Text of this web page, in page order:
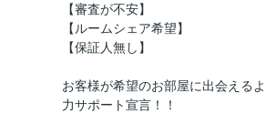
【審査が不安】
【ルームシェア希望】
【保証人無し】
お客様が希望のお部屋に出会える
力サポート宣言！！